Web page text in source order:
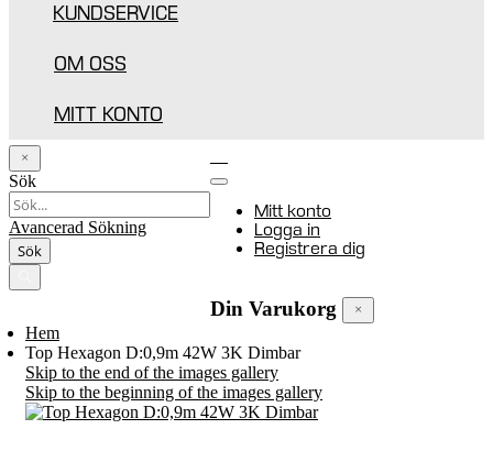
KUNDSERVICE
OM OSS
MITT KONTO
Sök
Avancerad Sökning
Sök
Mitt konto
Logga in
Registrera dig
Din Varukorg
Hem
Top Hexagon D:0,9m 42W 3K Dimbar
Skip to the end of the images gallery
Skip to the beginning of the images gallery